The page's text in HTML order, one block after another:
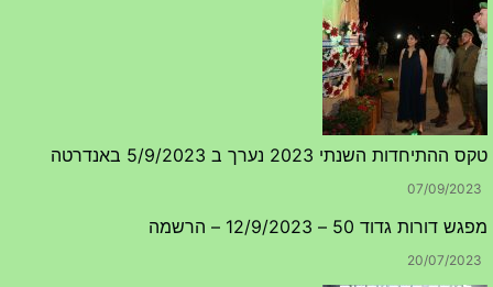
טקס ההתיחדות השנתי 2023 נערך ב 5/9/2023 באנדרטה
07/09/2023
מפגש דורות גדוד 50 – 12/9/2023 – הרשמה
20/07/2023